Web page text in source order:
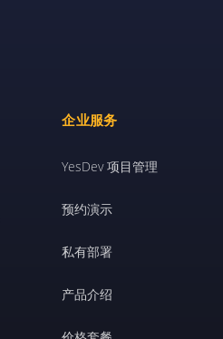
企业服务
YesDev 项目管理
预约演示
私有部署
产品介绍